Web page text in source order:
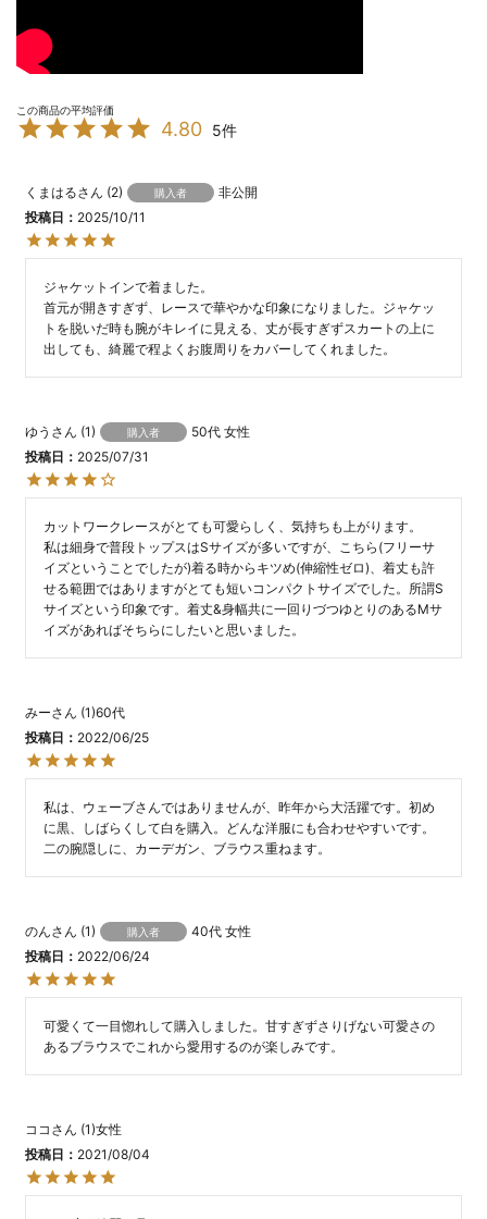
4.80 5
くまはる 2 購入者
非公開
投稿日
2025/10/11
ジャケットインで着ました。
首元が開きすぎず、レースで華やかな印象になりました。ジャケッ
トを脱いだ時も腕がキレイに見える、丈が長すぎずスカートの上に
出しても、綺麗で程よくお腹周りをカバーしてくれました。
ゆう 1 購入者 50代 女性
投稿日
2025/07/31
カットワークレースがとても可愛らしく、気持ちも上がります。
私は細身で普段トップスはSサイズが多いですが、こちら(フリーサ
イズということでしたが)着る時からキツめ(伸縮性ゼロ)、着丈も許
せる範囲ではありますがとても短いコンパクトサイズでした。所謂S
サイズという印象です。着丈&身幅共に一回りづつゆとりのあるMサ
イズがあればそちらにしたいと思いました。
みー 1 60代
投稿日
2022/06/25
私は、ウェーブさんではありませんが、昨年から大活躍です。初め
に黒、しばらくして白を購入。どんな洋服にも合わせやすいです。
二の腕隠しに、カーデガン、ブラウス重ねます。
のん 1 購入者 40代 女性
投稿日
2022/06/24
可愛くて一目惚れして購入しました。甘すぎずさりげない可愛さの
あるブラウスでこれから愛用するのが楽しみです。
ココ 1 女性
投稿日
2021/08/04